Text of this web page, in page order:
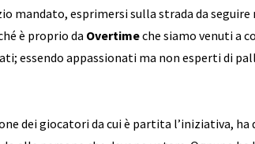
mandato, esprimersi sulla strada da
è proprio da Overtimeche siamo venuti a
essendo appassionati ma non esperti di
dei giocatori da cui è partita l’iniziativa,